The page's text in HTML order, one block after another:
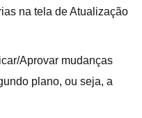
na tela de Atualização
Aprovar mudanças
plano, ou seja, a